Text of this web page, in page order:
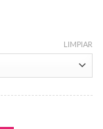
LIMPIAR